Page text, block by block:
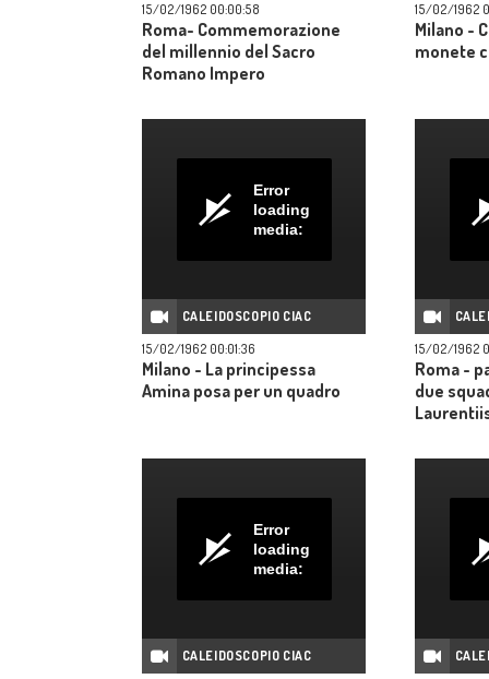
15/02/1962 00:00:58
Roma- Commemorazione
del millennio del Sacro
Romano Impero
15/02/1962
Milano -
monete
Error
loading
media:
CALEIDOSCOPIO CIAC
15/02/1962 00:01:36
Milano - La principessa
Amina posa per un quadro
15/02/1962
Roma -
due
Error
loading
media:
CALEIDOSCOPIO CIAC